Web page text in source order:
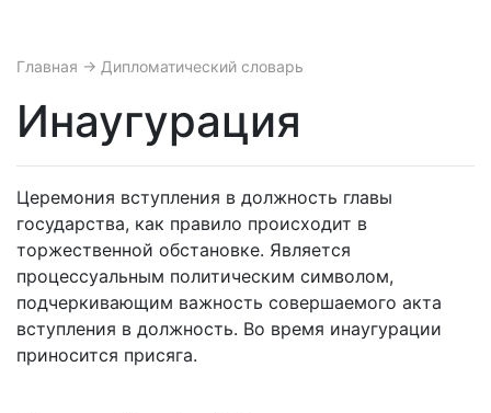
Главная → Дипломатический словарь
Инаугурация
Церемония вступления в должность главы
государства, как правило происходит в
торжественной обстановке. Является
процессуальным политическим символом,
подчеркивающим важность совершаемого акта
вступления в должность. Во время инаугурации
приносится присяга.